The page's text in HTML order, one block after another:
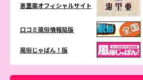
恵里亜オフィシャルサイト
口コミ風俗情報局版
風俗じゃぱん！版